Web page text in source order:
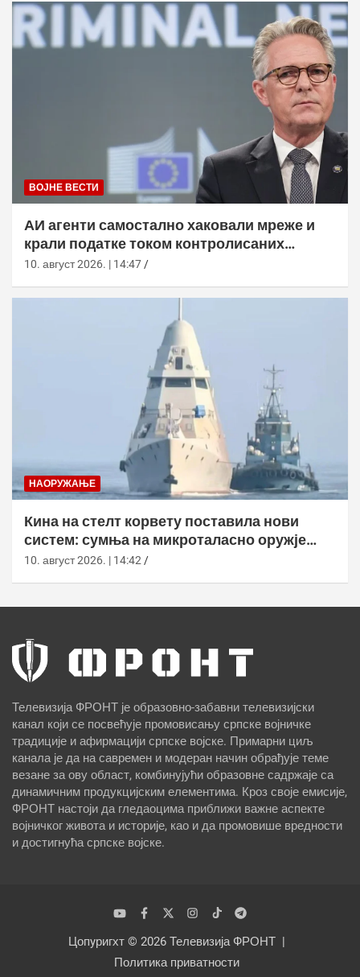
ВОЈНЕ ВЕСТИ
АИ агенти самостално хаковали мреже и
крали податке током контролисаних
тестова
10. август 2026. | 14:47
НАОРУЖАЊЕ
Кина на стелт корвету поставила нови
систем: сумња на микроталасно оружје
против дронова
10. август 2026. | 14:42
Телевизија ФРОНТ је образовно-забавни телевизијски
канал који се посвећује промовисању српске војничке
традиције и афирмацији српске војске. Примарни циљ
канала је да на савремен и модеран начин обрађује теме
везане за ову област, комбинујући образовне садржаје са
динамичним продукцијским елементима. Кроз своје емисије,
ФРОНТ настоји да гледаоцима приближи важне аспекте
војничког живота и историје, као и да промовише вредности
и достигнућа српске војске.
Цопyригхт © 2026 Телевизија ФРОНТ
Политика приватности